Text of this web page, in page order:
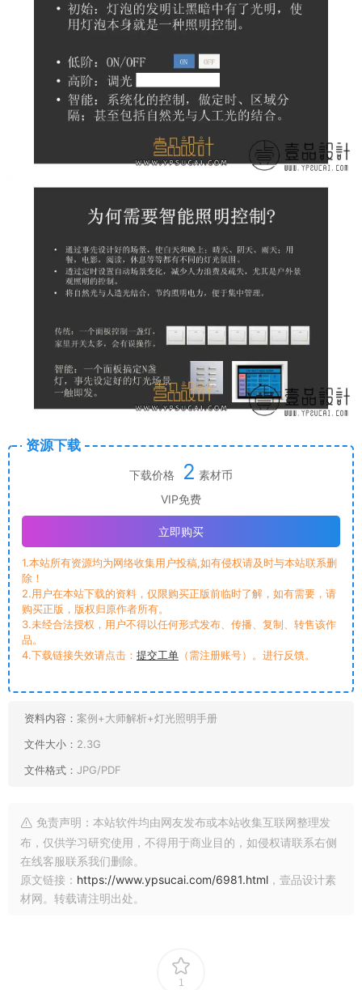
资源下载
下载价格 2 素材币
VIP免费
立即购买
1.本站所有资源均为网络收集用户投稿,如有侵权请及时与本站联系删
除！
2.用户在本站下载的资料，仅限购买正版前临时了解，如有需要，请
购买正版，版权归原作者所有。
3.未经合法授权，用户不得以任何形式发布、传播、复制、转售该作
品。
4.下载链接失效请点击： 提交工单 （需注册账号）。进行反馈。
资料内容： 案例+大师解析+灯光照明手册
文件大小： 2.3G
文件格式： JPG/PDF
免责声明：本站软件均由网友发布或本站收集互联网整理发
布，仅供学习研究使用，不得用于商业目的，如侵权请联系右侧
在线客服联系我们删除。
原文链接： https://www.ypsucai.com/6981.html ，壹品设计素
材网。转载请注明出处。
1